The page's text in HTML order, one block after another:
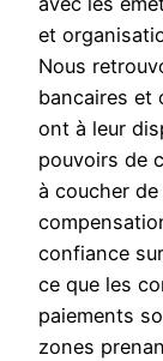
et
Nous
bancaires et
ont à leur
pouvoirs de
à coucher
confiance
ce que les
paiements
zones